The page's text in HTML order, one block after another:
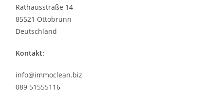
Rathausstraße 14
85521 Ottobrunn
Deutschland
Kontakt:
info@immoclean.biz
089 51555116